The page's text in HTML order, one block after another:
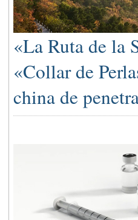
«La Ruta de la
«Collar de
china de